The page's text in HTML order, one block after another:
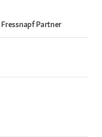
Fressnapf Partner